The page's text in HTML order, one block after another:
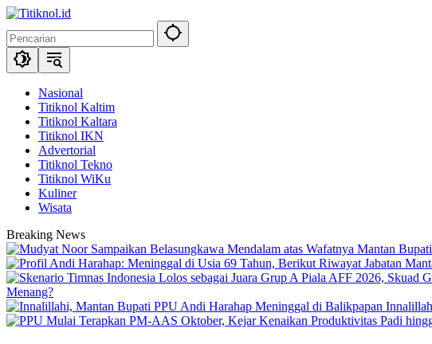
Langsung
konten
Nasional
Titiknol Kaltim
Titiknol Kaltara
Titiknol IKN
Advertorial
Titiknol Tekno
Titiknol WiKu
Kuliner
Wisata
Breaking News
Menang?